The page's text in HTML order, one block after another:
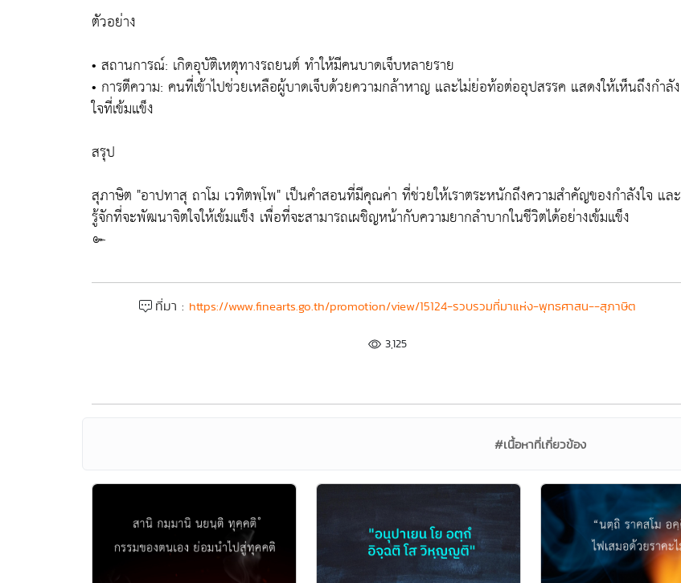
ตัวอย่าง
• สถานการณ์: เกิดอุบัติเหตุทางรถยนต์ ทำให้มีคนบาดเจ็บหลายราย
• การตีความ: คนที่เข้าไปช่วยเหลือผู้บาดเจ็บด้วยความกล้าหาญ และไม่ย่อท้อต่ออุปสรรค แสดงให้เห็นถึงกำลัง
ใจที่เข้มแข็ง
สรุป
สุภาษิต "อาปทาสุ ถาโม เวทิตพฺโพ" เป็นคำสอนที่มีคุณค่า ที่ช่วยให้เราตระหนักถึงความสำคัญของกำลังใจ และ
รู้จักที่จะพัฒนาจิตใจให้เข้มแข็ง เพื่อที่จะสามารถเผชิญหน้ากับความยากลำบากในชีวิตได้อย่างเข้มแข็ง
๛
ที่มา : https://www.finearts.go.th/promotion/view/15124-รวบรวมที่มาแห่ง-พุทธศาสน--สุภาษิต
3,125
#เนื้อหาที่เกี่ยวข้อง